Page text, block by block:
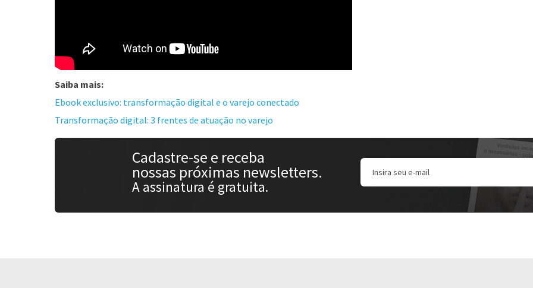
Saiba mais:
Ebook exclusivo: transformação digital e o varejo conectado
Transformação digital: 3 frentes de atuação no varejo
Cadastre-se e receba
nossas próximas newsletters.
A assinatura é gratuita.